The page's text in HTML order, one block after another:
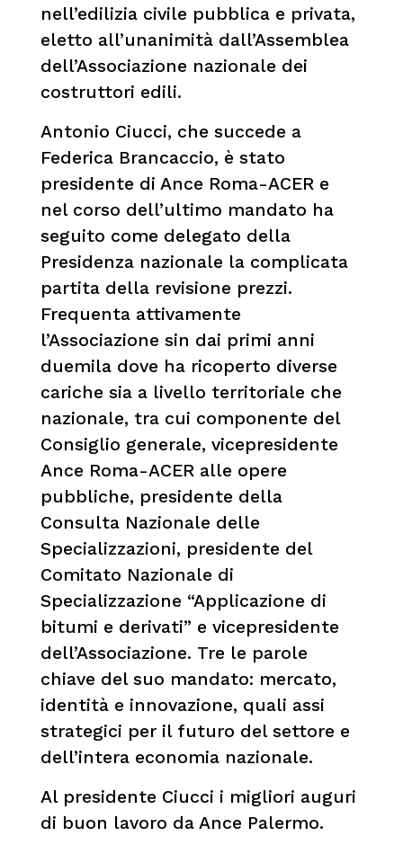
nell’edilizia civile pubblica e privata,
eletto all’unanimità dall’Assemblea
dell’Associazione nazionale dei
costruttori edili.
Antonio Ciucci, che succede a
Federica Brancaccio, è stato
presidente di Ance Roma-ACER e
nel corso dell’ultimo mandato ha
seguito come delegato della
Presidenza nazionale la complicata
partita della revisione prezzi.
Frequenta attivamente
l’Associazione sin dai primi anni
duemila dove ha ricoperto diverse
cariche sia a livello territoriale che
nazionale, tra cui componente del
Consiglio generale, vicepresidente
Ance Roma-ACER alle opere
pubbliche, presidente della
Consulta Nazionale delle
Specializzazioni, presidente del
Comitato Nazionale di
Specializzazione “Applicazione di
bitumi e derivati” e vicepresidente
dell’Associazione. Tre le parole
chiave del suo mandato: mercato,
identità e innovazione, quali assi
strategici per il futuro del settore e
dell’intera economia nazionale.
Al presidente Ciucci i migliori auguri
di buon lavoro da Ance Palermo.